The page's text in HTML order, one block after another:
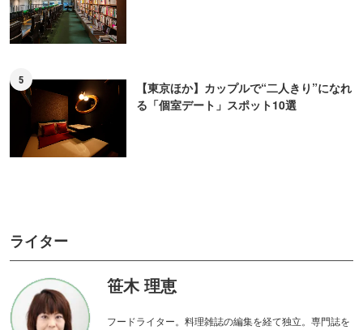
5
【東京ほか】カップルで“二人きり”になれ
る「個室デート」スポット10選
ライター
笹木 理恵
フードライター。料理雑誌の編集を経て独立。専門誌を